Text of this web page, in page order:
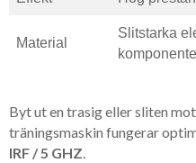
Material
Slitstarka
Byt ut en trasig eller sliten
träningsmaskin fungerar
IRF / 5 GHZ.